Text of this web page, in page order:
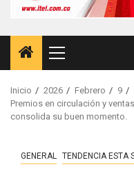
Menú
principal
Inicio 2026 Febrero
9
Premios en circulación y
consolida su buen momento.
GENERAL TENDENCIA ESTA